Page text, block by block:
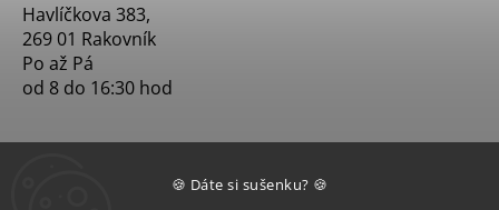
🍪 Dáte si sušenku? 🍪
Havlíčkova 383,
269 01 Rakovník
Po až Pá
od 8 do 16:30 hod